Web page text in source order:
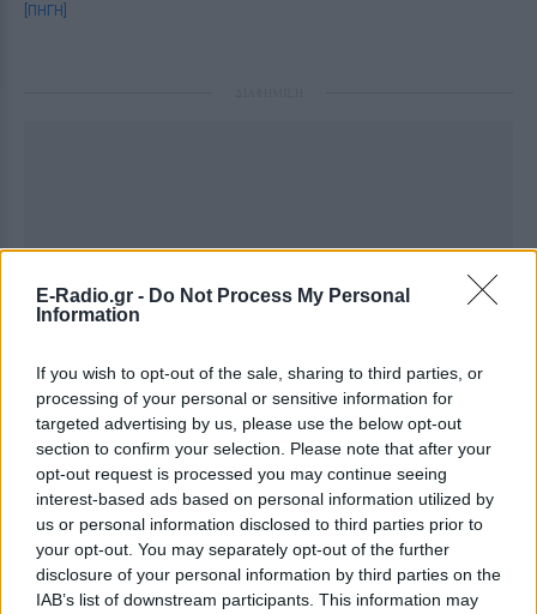
E-Radio.gr - Do Not Process My Personal
Information
If you wish to opt-out of the sale, sharing to third parties, or
processing of your personal or sensitive information for
targeted advertising by us, please use the below opt-out
section to confirm your selection. Please note that after your
opt-out request is processed you may continue seeing
interest-based ads based on personal information utilized by
us or personal information disclosed to third parties prior to
your opt-out. You may separately opt-out of the further
disclosure of your personal information by third parties on the
IAB’s list of downstream participants. This information may
[ΠΗΓΗ]